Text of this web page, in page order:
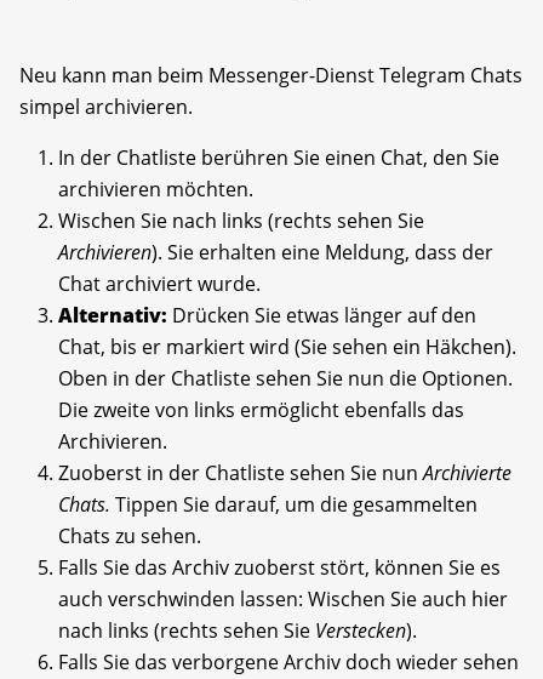
Neu kann man beim Messenger-Dienst Telegram Chats
simpel archivieren.
In der Chatliste berühren Sie einen Chat, den Sie
archivieren möchten.
Wischen Sie nach links (rechts sehen Sie
Archivieren). Sie erhalten eine Meldung, dass der
Chat archiviert wurde.
Alternativ: Drücken Sie etwas länger auf den
Chat, bis er markiert wird (Sie sehen ein Häkchen).
Oben in der Chatliste sehen Sie nun die Optionen.
Die zweite von links ermöglicht ebenfalls das
Archivieren.
Zuoberst in der Chatliste sehen Sie nunArchivierte
Chats. Tippen Sie darauf, um die gesammelten
Chats zu sehen.
Falls Sie das Archiv zuoberst stört, können Sie es
auch verschwinden lassen: Wischen Sie auch hier
nach links (rechts sehen Sie Verstecken).
Falls Sie das verborgene Archiv doch wieder sehen